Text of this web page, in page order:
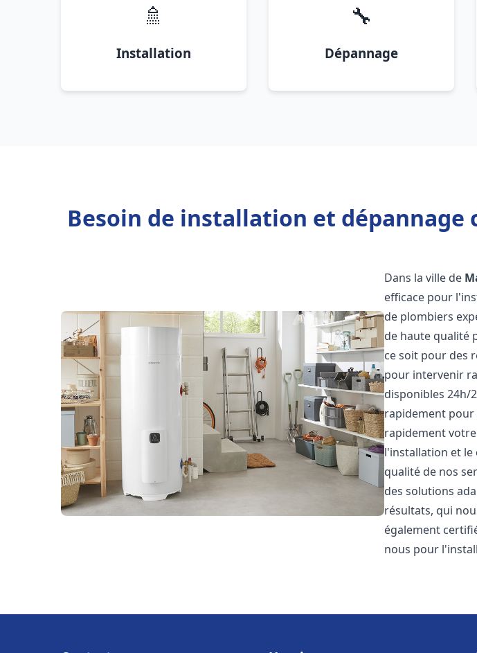
🚿
Installation
🔧
Dépannage
Besoin de installation et dépannage
Dans la ville de
efficace pour
de plombiers
de haute qualité
ce soit pour des
pour intervenir
disponibles 24h/
rapidement
rapidement
l'installation et le
qualité de nos
des solutions
résultats, qui
également
nous pour